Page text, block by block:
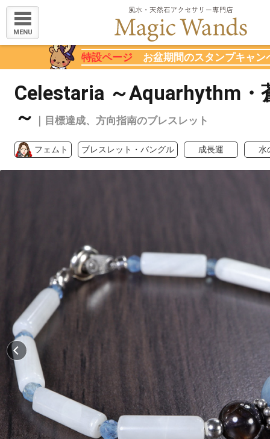
MENU
特設ページ お盆期間のスタンプキャン
Celestaria ～Aquarhythm・
～
｜目標達成、方向指南のブレスレット
フェムト ブレスレット・バングル 成長運 水